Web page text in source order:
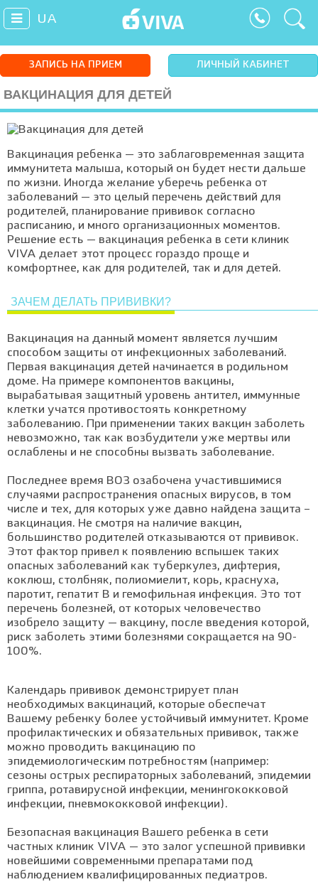
UA
ЗАПИСЬ НА ПРИЕМ ЛИЧНЫЙ КАБИНЕТ
ВАКЦИНАЦИЯ ДЛЯ ДЕТЕЙ
Вакцинация ребенка — это заблаговременная защита
иммунитета малыша, который он будет нести дальше
по жизни. Иногда желание уберечь ребенка от
заболеваний — это целый перечень действий для
родителей, планирование прививок согласно
расписанию, и много организационных моментов.
Решение есть — вакцинация ребенка в сети клиник
VIVA делает этот процесс гораздо проще и
комфортнее, как для родителей, так и для детей.
ЗАЧЕМ ДЕЛАТЬ ПРИВИВКИ?
Вакцинация на данный момент является лучшим
способом защиты от инфекционных заболеваний.
Первая вакцинация детей начинается в родильном
доме. На примере компонентов вакцины,
вырабатывая защитный уровень антител, иммунные
клетки учатся противостоять конкретному
заболеванию. При применении таких вакцин заболеть
невозможно, так как возбудители уже мертвы или
ослаблены и не способны вызвать заболевание.
Последнее время ВОЗ озабочена участившимися
случаями распространения опасных вирусов, в том
числе и тех, для которых уже давно найдена защита –
вакцинация. Не смотря на наличие вакцин,
большинство родителей отказываются от прививок.
Этот фактор привел к появлению вспышек таких
опасных заболеваний как туберкулез, дифтерия,
коклюш, столбняк, полиомиелит, корь, краснуха,
паротит, гепатит В и гемофильная инфекция. Это тот
перечень болезней, от которых человечество
изобрело защиту — вакцину, после введения которой,
риск заболеть этими болезнями сокращается на 90-
100%.
Календарь прививок демонстрирует план
необходимых вакцинаций, которые обеспечат
Вашему ребенку более устойчивый иммунитет. Кроме
профилактических и обязательных прививок, также
можно проводить вакцинацию по
эпидемиологическим потребностям (например:
сезоны острых респираторных заболеваний, эпидемии
гриппа, ротавирусной инфекции, менингококковой
инфекции, пневмококковой инфекции).
Безопасная вакцинация Вашего ребенка в сети
частных клиник VIVA — это залог успешной прививки
новейшими современными препаратами под
наблюдением квалифицированных педиатров.